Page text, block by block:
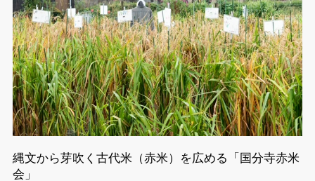
縄文から芽吹く古代米（赤米）を広める「国分寺赤米
会」